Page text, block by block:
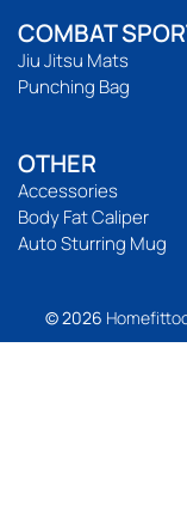
COMBAT
Jiu Jitsu Mats
Punching Bag
OTHER
Accessories
Body Fat Caliper
Auto Sturring Mug
© 2026